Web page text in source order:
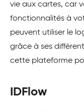
vie aux cartes, car
fonctionnalités à
peuvent utiliser le
grâce à ses
cette plateforme
IDFlow